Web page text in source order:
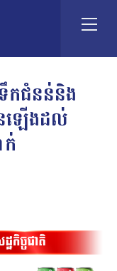
ទឹកជំនន់និង
ឡើងដល់